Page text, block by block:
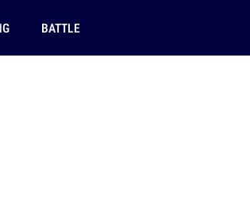
BATTLE